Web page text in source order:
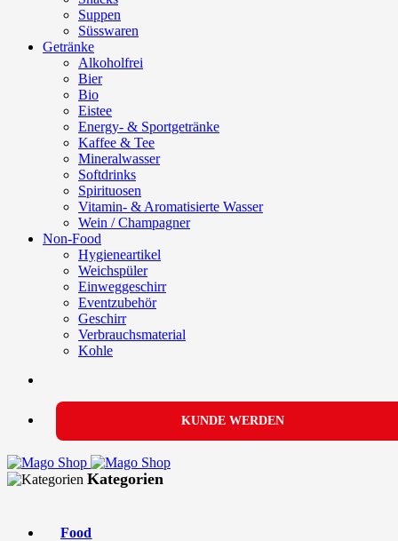
Suppen
Süsswaren
Getränke
Alkoholfrei
Bier
Bio
Eistee
Energy- & Sportgetränke
Kaffee & Tee
Mineralwasser
Softdrinks
Spirituosen
Vitamin- & Aromatisierte Wasser
Wein / Champagner
Non-Food
Hygieneartikel
Weichspüler
Einweggeschirr
Eventzubehör
Geschirr
Verbrauchsmaterial
Kohle
KUNDE WERDEN
Kategorien
Food